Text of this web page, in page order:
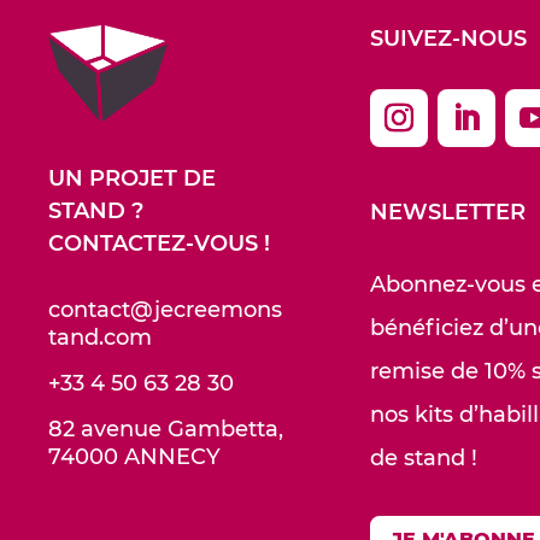
UN PROJET DE
STAND ?
CONTACTEZ-VOUS !
contact@jecreemons
tand.com
+33 4 50 63 28 30
82 avenue Gambetta,
74000 ANNECY
SUIVEZ-NOUS
NEWSLETTER
Abonnez-vous
bénéficiez
remise de 10%
nos kits
de stand !